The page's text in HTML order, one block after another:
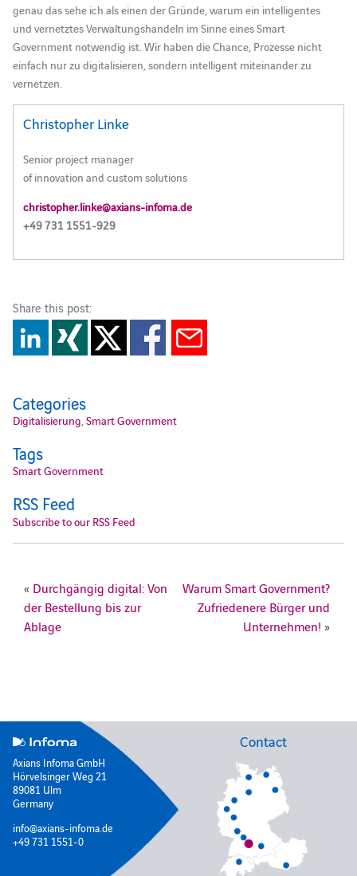
genau das sehe ich als einen der Gründe, warum ein intelligentes
und vernetztes Verwaltungshandeln im Sinne eines Smart
Government notwendig ist. Wir haben die Chance, Prozesse nicht
einfach nur zu digitalisieren, sondern intelligent miteinander zu
vernetzen.
Christopher Linke
Senior project manager
of innovation and custom solutions
christopher.linke@axians-infoma.de
+49 731 1551-929
Share this post:
Categories
Digitalisierung,Smart Government
Tags
Smart Government
RSS Feed
Subscribe to our RSS Feed
« Durchgängig digital: Von
der Bestellung bis zur
Ablage
Warum Smart Government?
Zufriedenere Bürger und
Unternehmen! »
Axians Infoma GmbH
Hörvelsinger Weg 21
89081 Ulm
Germany
info@axians-infoma.de
+49 731 1551-0
Contact